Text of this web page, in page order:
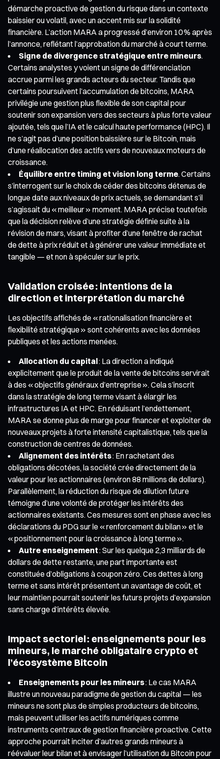
démarche proactive de gestion du risque dans un contexte
baissier ou volatil, avec un accent mis sur la solidité
financière. L’action MARA a progressé d’environ 10 % après
l’annonce, reflétant l’approbation du marché à court terme.
Signe de divergence stratégique entre mineurs.
Certains analystes y voient un signe de différenciation
accrue parmi les grands acteurs du secteur. Tandis que
certains poursuivent l’accumulation de bitcoins, MARA
privilégie une gestion plus flexible de son capital pour
soutenir son expansion vers des secteurs à plus forte valeur
ajoutée, tels que l’IA et le calcul haute performance (HPC). Il
ne s’agit pas d’une position baissière sur le Bitcoin, mais
d’une réallocation des actifs vers de nouveaux moteurs de
croissance.
Équilibre entre timing et vision long terme. Certains
s’interrogent sur le choix de céder des bitcoins détenus de
longue date aux niveaux de prix actuels, se demandant s’il
s’agissait du « meilleur » moment. MARA précise toutefois
que la décision relève d’une stratégie définie suite à la
révision de mars, visant à profiter d’une fenêtre de rachat
de dette à prix réduit et à générer une valeur immédiate et
tangible — et non à spéculer sur le prix.
Validation croisée : intentions de la
direction et interprétation du marché
Les objectifs affichés de « rationalisation financière et
flexibilité stratégique » sont cohérents avec les données
publiques et les actions menées.
Allocation du capital: La direction a indiqué
explicitement que le produit de la vente de bitcoins servirait
à des « objectifs généraux d’entreprise ». Cela s’inscrit
dans la stratégie de long terme visant à élargir les
infrastructures IA et HPC. En réduisant l’endettement,
MARA se donne plus de marge pour financer et exploiter de
nouveaux projets à forte intensité capitalistique, tels que la
construction de centres de données.
Alignement des intérêts: En rachetant des
obligations décotées, la société crée directement de la
valeur pour les actionnaires (environ 88 millions de dollars).
Parallèlement, la réduction du risque de dilution future
témoigne d’une volonté de protéger les intérêts des
actionnaires existants. Ces mesures sont en phase avec les
déclarations du PDG sur le « renforcement du bilan » et le
« positionnement pour la croissance à long terme ».
Autre enseignement: Sur les quelque 2,3 milliards de
dollars de dette restante, une part importante est
constituée d’obligations à coupon zéro. Ces dettes à long
terme et sans intérêt présentent un avantage de coût, et
leur maintien pourrait soutenir les futurs projets d’expansion
sans charge d’intérêts élevée.
Impact sectoriel : enseignements pour les
mineurs, le marché obligataire crypto et
l’écosystème Bitcoin
Enseignements pour les mineurs: Le cas MARA
illustre un nouveau paradigme de gestion du capital — les
mineurs ne sont plus de simples producteurs de bitcoins,
mais peuvent utiliser les actifs numériques comme
instruments centraux de gestion financière proactive. Cette
approche pourrait inciter d’autres grands mineurs à
réévaluer leur bilan et à envisager l’utilisation du Bitcoin pour